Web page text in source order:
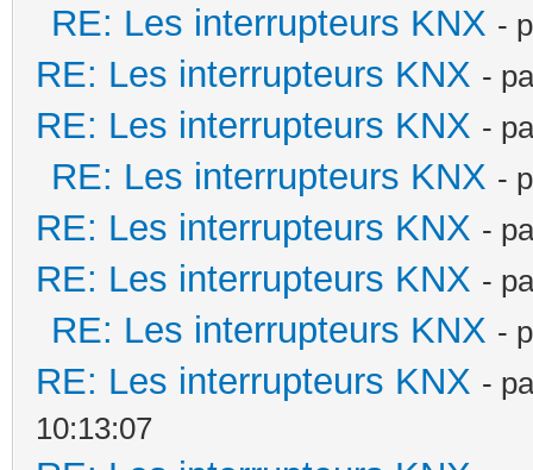
RE: Les interrupteurs KNX -
RE: Les interrupteurs KNX -
RE: Les interrupteurs KNX -
RE: Les interrupteurs KNX -
RE: Les interrupteurs KNX -
RE: Les interrupteurs KNX -
RE: Les interrupteurs KNX -
RE: Les interrupteurs KNX -
10:13:07